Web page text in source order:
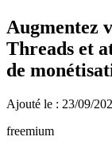
Augmentez
Threads et
de
Ajouté le : 23/09/
freemium